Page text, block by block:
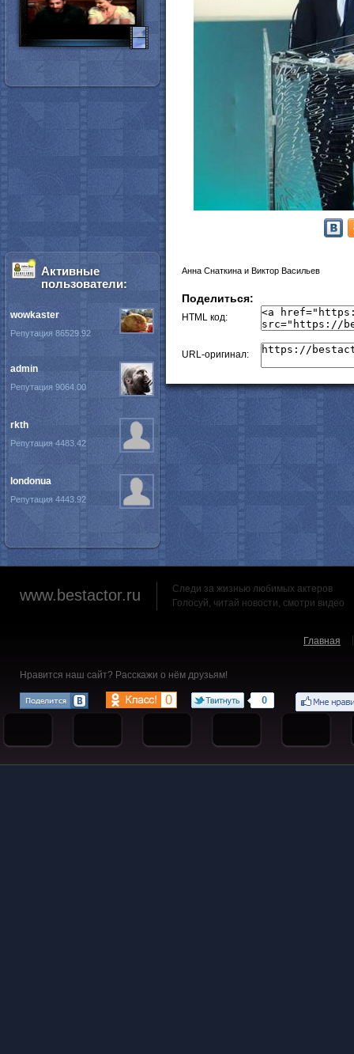
Анна Снаткина и Виктор Васильев
Поделиться:
HTML код:
URL-оригинал:
Активные
пользователи:
wowkaster
Репутация 86529.92
admin
Репутация 9064.00
rkth
Репутация 4483.42
londonua
Репутация 4443.92
www.bestactor.ru
Следи за жизнью любимых актеров
Голосуй, читай новости, смотри видео
Главная
Нравится наш сайт? Расскажи о нём друзьям!